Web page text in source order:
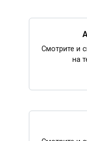
Смотрите и
на